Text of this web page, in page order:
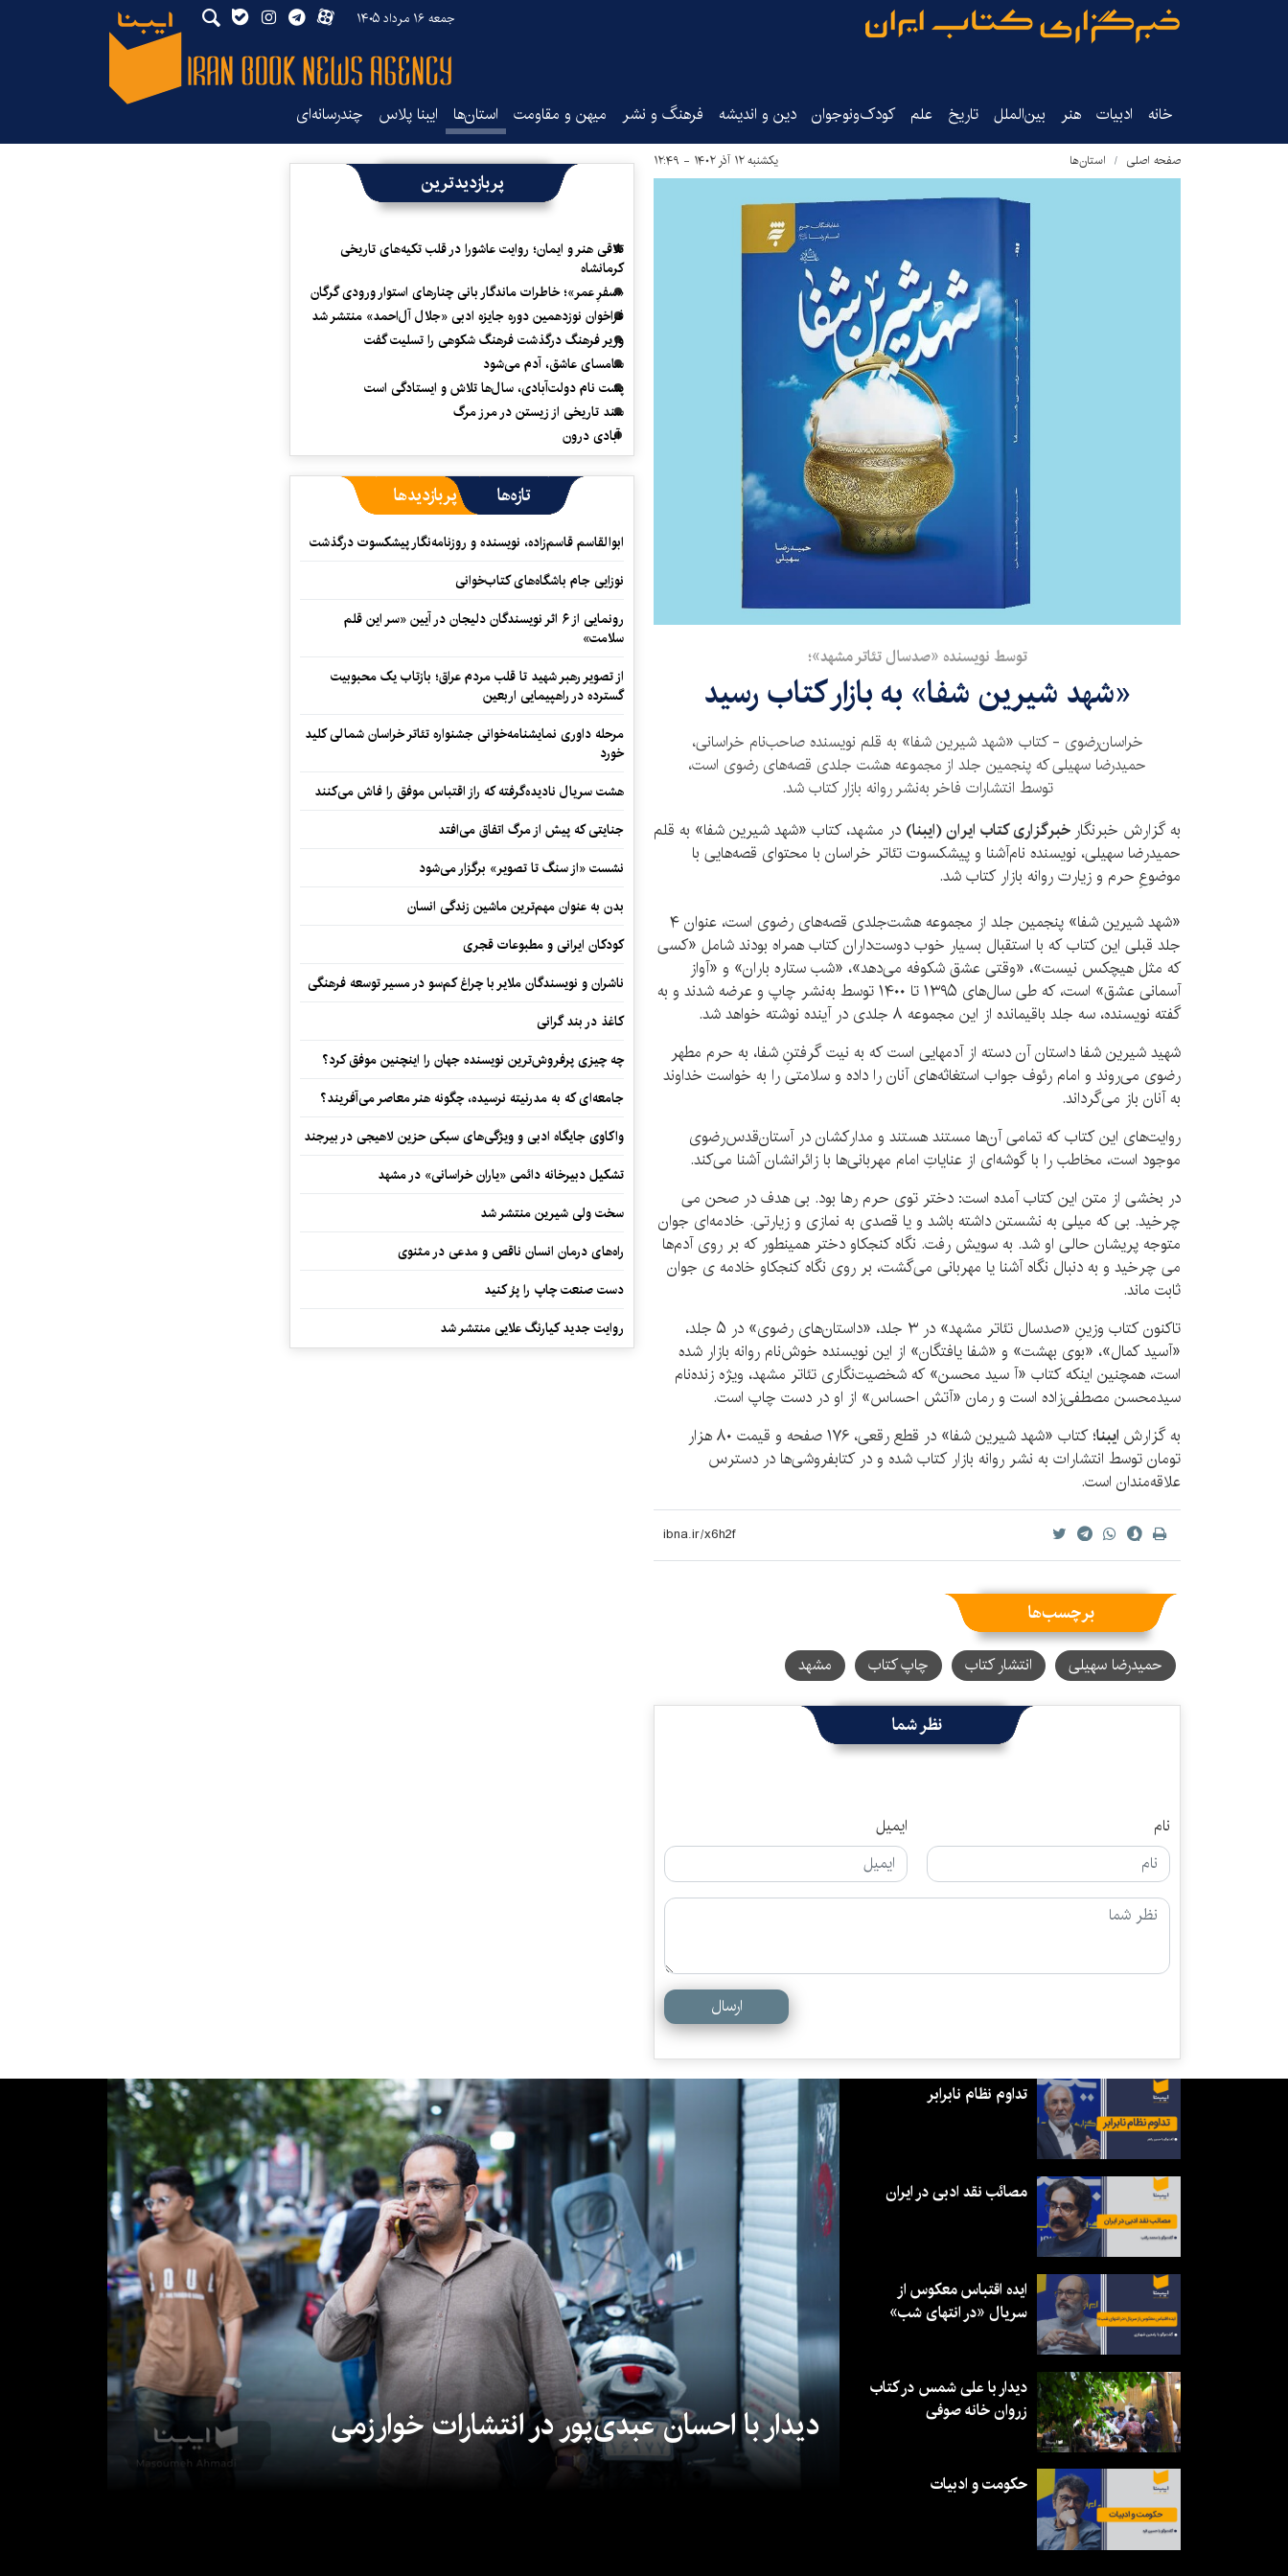
جمعه ۱۶ مرداد ۱۴۰۵
خانه ادبیات هنر بین‌الملل تاریخ‌ علم کودک‌ونوجوان دین و اندیشه فرهنگ و نشر میهن و مقاومت استان‌ها ایبنا پلاس چندرسانه‌ای
صفحه اصلی استان‌ها یکشنبه ۱۲ آذر ۱۴۰۲ - ۱۲:۴۹
توسط نویسنده «صدسال تئاتر مشهد»؛
«شهد شیرین شفا» به بازار کتاب رسید
خراسان‌رضوی - کتاب «شهد شیرین شفا» به قلم نویسنده صاحب‌نام خراسانی،
حمیدرضا سهیلی که پنجمین جلد از مجموعه هشت جلدی قصه‌های رضوی است،
توسط انتشارات فاخر به‌نشر روانه بازار کتاب شد.
به گزارش خبرنگار خبرگزاری کتاب ایران (ایبنا) در مشهد، کتاب «شهد شیرین شفا» به قلم
حمیدرضا سهیلی، نویسنده نام‌آشنا و پیشکسوت تئاتر خراسان با محتوای قصه‌هایی با
موضوعِ حرم و زیارت روانه بازار کتاب شد.
«شهد شیرین شفا» پنجمین جلد از مجموعه هشت‌جلدی قصه‌های رضوی است، عنوان ۴
جلد قبلی این کتاب که با استقبال بسیار خوب دوست‌داران کتاب همراه بودند شامل «کسی
که مثل هیچکس نیست»، «وقتی عشق شکوفه می‌دهد»، «شب ستاره باران» و «آواز
آسمانی عشق» است، که طی سال‌های ۱۳۹۵ تا
توسط به‌نشر چاپ و عرضه شدند و به
گفته نویسنده، سه جلد باقیمانده از این مجموعه ۸ جلدی در آینده نوشته خواهد شد.
شهید شیرین شفا داستان آن دسته از آدمهایی است که به نیت گرفتنِ شفا، به حرم مطهر
رضوی می‌روند و امام رئوف جواب استغاثه‌های آنان را داده و سلامتی را به خواست خداوند
به آنان باز می‌گرداند.
روایت‌های این کتاب که تمامی آن‌ها مستند هستند و مدارکشان در آستان‌قدس‌رضوی
موجود است، مخاطب را با گوشه‌ای از عنایاتِ امام مهربانی‌ها با زائرانشان آشنا می‌کند.
در بخشی از متن این کتاب آمده است: دختر توی حرم رها بود. بی هدف در صحن می
چرخید. بی که میلی به نشستن داشته باشد و یا قصدی به نمازی و زیارتی. خادمه‌ای جوان
متوجه پریشان حالی او شد. به سویش رفت. نگاه کنجکاو دختر همینطور که بر روی آدم‌ها
می چرخید و به دنبال نگاه آشنا یا مهربانی می‌گشت، بر روی نگاه کنجکاو خادمه ی جوان
ثابت ماند.
تاکنون کتاب وزینِ «صدسال تئاتر مشهد» در ۳ جلد، «داستان‌های رضوی» در ۵ جلد،
«آسید کمال»، «بوی بهشت» و «شفا یافتگان» از این نویسنده خوش‌نام روانه بازار شده
است، همچنین اینکه کتاب «آ سید محسن» که شخصیت‌نگاری تئاتر مشهد، ویژه زنده‌نام
سیدمحسن مصطفی‌زاده است و رمان «آتش احساس» از او در دست چاپ است.
به گزارش ایبنا
؛ کتاب «شهد شیرین شفا» در قطع رقعی، ۱۷۶ صفحه و قیمت ۸۰ هزار
تومان توسط انتشارات به نشر روانه بازار کتاب شده و در کتابفروشی‌ها در دسترس
علاقه‌مندان است.
برچسب‌ها
حمیدرضا سهیلی انتشار کتاب چاپ کتاب مشهد
نظر شما
نام ایمیل
ارسال
پربازدیدترین
تلاقی هنر و ایمان؛ روایت عاشورا در قلب تکیه‌های تاریخی
کرمانشاه
«سفرِ عمر»؛ خاطرات ماندگار بانی چنارهای استوار ورودی گرگان
فراخوان نوزدهمین دوره جایزه ادبی «جلال آل‌احمد» منتشر شد
وزیر فرهنگ درگذشت فرهنگ شکوهی را تسلیت گفت
سامسای عاشق، آدم می‌شود
پشت نام دولت‌آبادی، سال‌ها تلاش و ایستادگی است
سند تاریخی از زیستن در مرز مرگ
آبادی درون
تازه‌ها پربازدیدها
ابوالقاسم قاسم‌زاده، نویسنده و روزنامه‌نگار پیشکسوت درگذشت
نوزایی جام باشگاه‌های کتاب‌خوانی
رونمایی از ۶ اثر نویسندگان دلیجان در آیین «سر این قلم
سلامت»
از تصویر رهبر شهید تا قلب مردم عراق؛ بازتاب یک محبوبیت
گسترده در راهپیمایی اربعین
مرحله داوری نمایشنامه‌خوانی جشنواره تئاتر خراسان شمالی کلید
خورد
هشت سریال نادیده‌گرفته که راز اقتباس موفق را فاش می‌کنند
جنایتی که پیش از مرگ اتفاق می‌افتد
نشست «از سنگ تا تصویر» برگزار می‌شود
بدن به عنوان مهم‌ترین ماشین زندگی انسان
کودکان ایرانی و مطبوعات قجری
ناشران و نویسندگان ملایر با چراغ کم‌سو در مسیر توسعه فرهنگی
کاغذ در بند گرانی
چه چیزی پرفروش‌ترین نویسنده جهان را اینچنین موفق کرد؟
جامعه‌ای که به مدرنیته نرسیده، چگونه هنر معاصر می‌آفریند؟
واکاوی جایگاه ادبی و ویژگی‌های سبکی حزین لاهیجی در بیرجند
تشکیل دبیرخانه دائمی «یاران خراسانی» در مشهد
سخت ولی شیرین منتشر شد
راه‌های درمان انسان ناقص و مدعی در مثنوی
دست صنعت چاپ را پرُ کنید
روایت جدید کیارنگ علایی منتشر شد
دیدار با احسان عبدی‌پور در انتشارات خوارزمی
تداوم نظام نابرابر
مصائب نقد ادبی در ایران
ایده اقتباس معکوس از
سریال «در انتهای شب»
دیدار با علی شمس در کتاب
زروان خانه صوفی
حکومت و ادبیات